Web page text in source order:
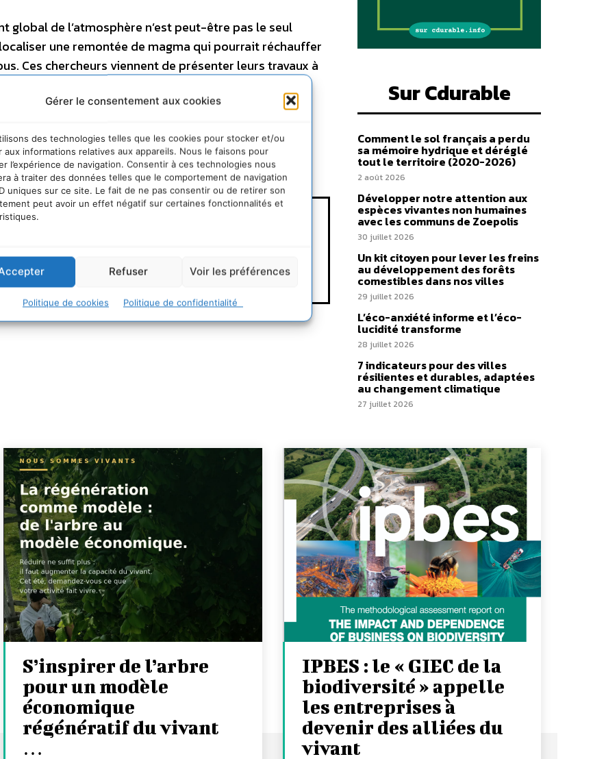
Gérer le consentement aux cookies
des technologies telles que les cookies pour stocker et/ou
aux informations relatives aux appareils. Nous le faisons pour
l’expérience de navigation. Consentir à ces technologies nous
à traiter des données telles que le comportement de navigation
uniques sur ce site. Le fait de ne pas consentir ou de retirer son
peut avoir un effet négatif sur certaines fonctionnalités et
Refuser Voir les préférences
Politique de cookies Politique de confidentialité
global de l’atmosphère n’est peut-être pas le seul
une remontée de magma qui pourrait réchauffer
Ces chercheurs viennent de présenter leurs travaux à
Union qui s’est déroulée du 10 au 14 décembre à San
Sur Cdurable
Comment le sol français a perdu
sa mémoire hydrique et déréglé
tout le territoire (2020-2026)
2 août 2026
Développer notre attention aux
espèces vivantes non humaines
avec les communs de Zoepolis
30 juillet 2026
Un kit citoyen pour lever les freins
au développement des forêts
comestibles dans nos villes
29 juillet 2026
L’éco-anxiété informe et l’éco-
lucidité transforme
28 juillet 2026
7 indicateurs pour des villes
résilientes et durables, adaptées
au changement climatique
27 juillet 2026
S’inspirer de l’arbre
pour un modèle
économique
régénératif du vivant
…
IPBES : le « GIEC de la
biodiversité » appelle
les entreprises à
devenir des alliées du
vivant